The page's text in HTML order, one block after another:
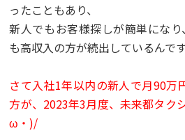
ったこともあり、
新人でもお客様探しが簡単にな
も高収入の方が続出しているんで
さて入社1年以内の新人で月90万
方が、2023年3月度、未来都タク
ω・)/